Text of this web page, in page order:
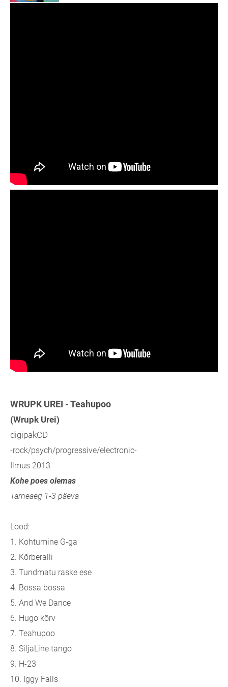
WRUPK UREI - Teahupoo
(Wrupk Urei)
digipakCD
-rock/psych/progressive/electronic-
Ilmus 2013
Kohe poes olemas
Tarneaeg 1-3 päeva
Lood:
1. Kohtumine G-ga
2. Kõrberalli
3. Tundmatu raske ese
4. Bossa bossa
5. And We Dance
6. Hugo kõrv
7. Teahupoo
8. SiljaLine tango
9. H-23
10. Iggy Falls